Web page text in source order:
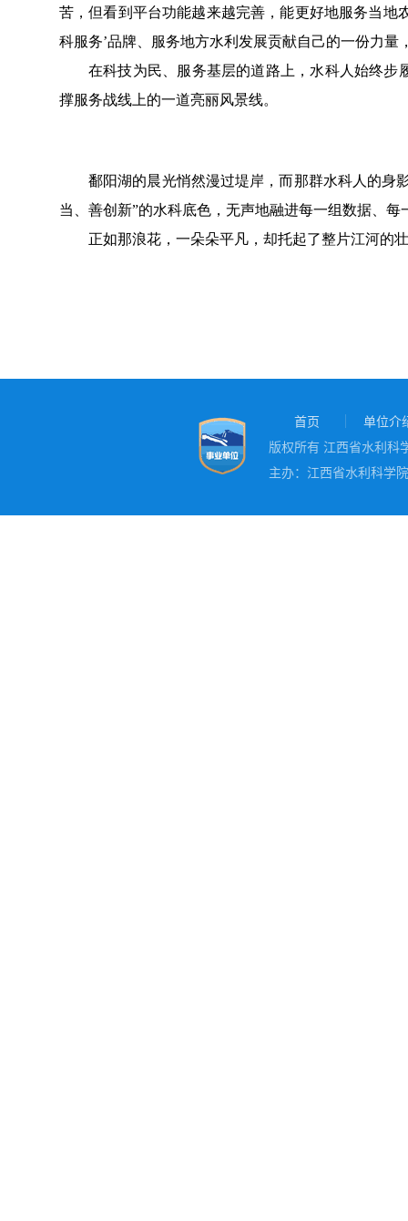
苦，但看到平台功能越来越完善，能更好地服务当地
科服务’品牌、服务地方水利发展贡献自己的一份力量
在科技为民、服务基层的道路上，水科人始终步
撑服务战线上的一道亮丽风景线。
鄱阳湖的晨光悄然漫过堤岸，而那群水科人的身
当、善创新”的水科底色，无声地融进每一组数据、
正如那浪花，一朵朵平凡，却托起了整片江河的
首页
单位介
版权所有 江西省水利科
主办：江西省水利科学